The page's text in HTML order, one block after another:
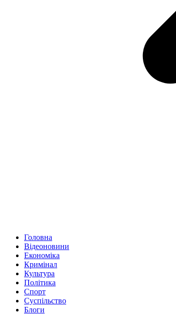
Головна
Відеоновини
Економіка
Кримінал
Культура
Політика
Спорт
Суспільство
Блоги